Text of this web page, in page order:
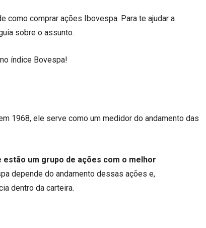
como comprar ações Ibovespa. Para te ajudar a
sobre o assunto.
índice Bovespa!
1968, ele serve como um medidor do andamento das
um grupo de ações com o melhor
depende do andamento dessas ações e,
dentro da carteira.